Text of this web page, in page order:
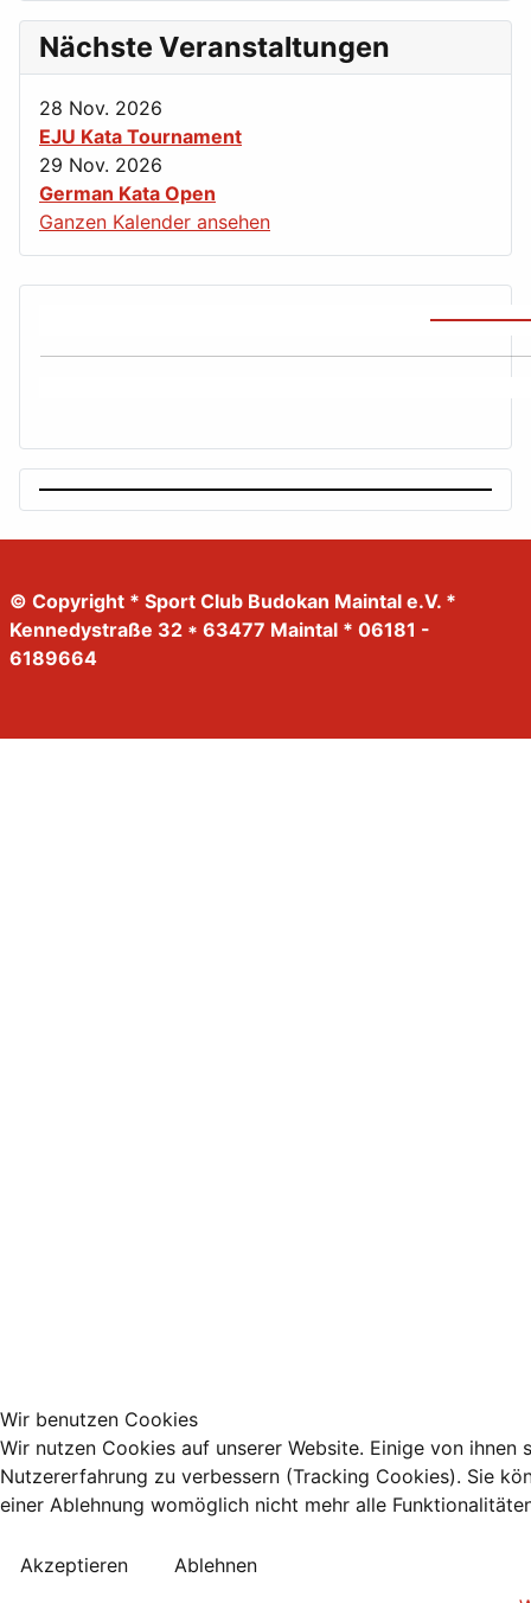
Nächste Veranstaltungen
28 Nov. 2026
EJU Kata Tournament
29 Nov. 2026
German Kata Open
Ganzen Kalender ansehen
© Copyright * Sport Club Budokan Maintal e.V. *
Kennedystraße 32 * 63477 Maintal * 06181 -
6189664
Wir benutzen Cookies
Wir nutzen Cookies auf unserer Website. Einige von
Nutzererfahrung zu verbessern (Tracking Cookies). Sie
einer Ablehnung womöglich nicht mehr alle
Akzeptieren
Ablehnen